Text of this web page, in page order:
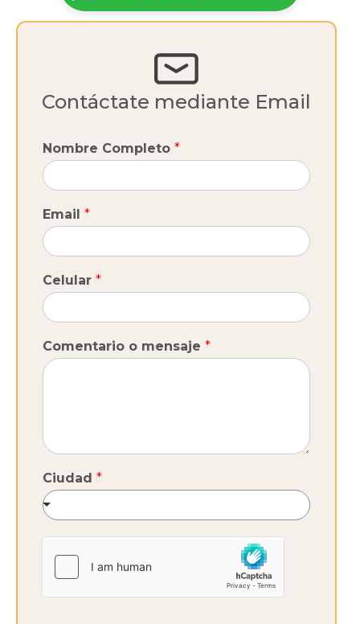
Contáctate mediante Email
Nombre Completo *
Email *
Celular *
Comentario o mensaje *
Ciudad *